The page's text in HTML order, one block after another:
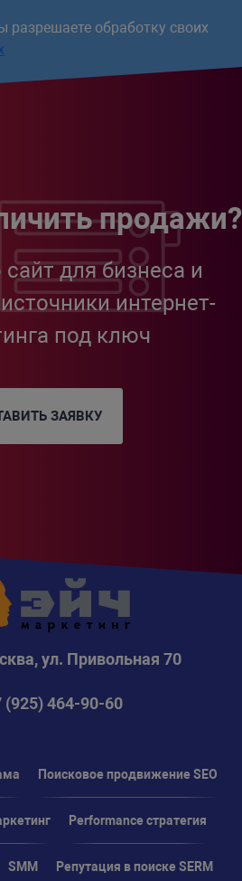
обработку своих
продажи?
для бизнеса и
интернет-
под ключ
ЗАЯВКУ
ул. Привольная 70
(925) 464-90-60
Поисковое продвижение SEO
Performance стратегия
SMM Репутация в поиске SERM